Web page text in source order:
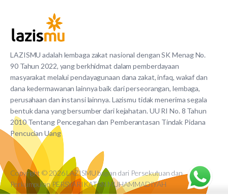
LAZISMU adalah lembaga zakat nasional dengan SK Menag No.
90 Tahun 2022, yang berkhidmat dalam pemberdayaan
masyarakat melalui pendayagunaan dana zakat, infaq, wakaf dan
dana kedermawanan lainnya baik dari perseorangan, lembaga,
perusahaan dan instansi lainnya. Lazismu tidak menerima segala
bentuk dana yang bersumber dari kejahatan. UU RI No. 8 Tahun
2010 Tentang Pencegahan dan Pemberantasan Tindak Pidana
Pencucian Uang
Copyright © 2026 LAZISMU bagian dari Persekutuan dan
Perkumpulan PERSYARIKATAN MUHAMMADIYAH